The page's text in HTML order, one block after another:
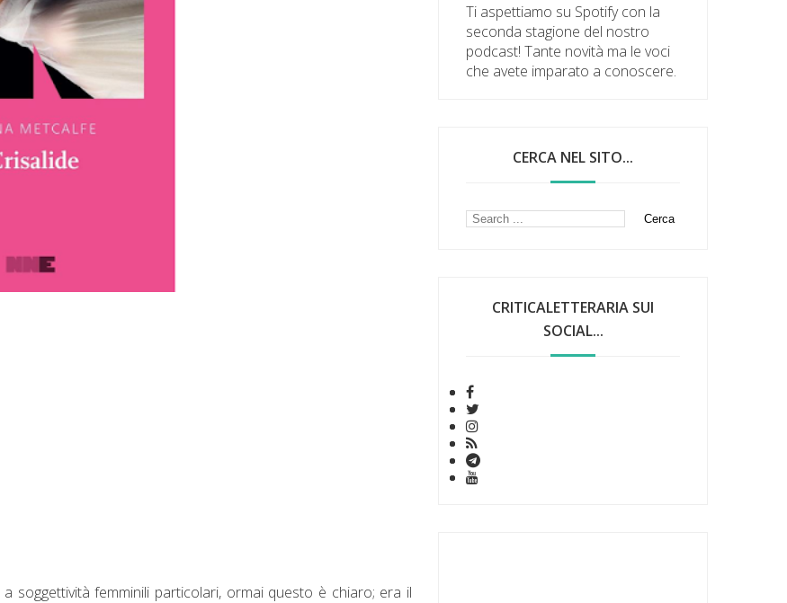
soggettività femminili particolari, ormai questo è chiaro; era il
Ti aspettiamo su Spotify con la
seconda stagione del nostro
podcast! Tante novità ma le voci
che avete imparato a conoscere.
CERCA NEL SITO...
CRITICALETTERARIA SUI
SOCIAL...